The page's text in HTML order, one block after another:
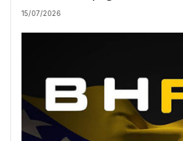
15/07/2026